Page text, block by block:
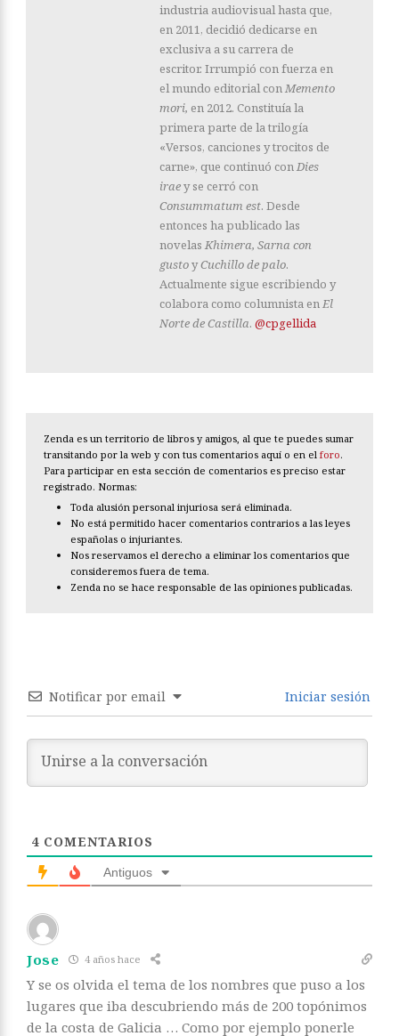
industria audiovisual hasta que,
en 2011, decidió dedicarse en
exclusiva a su carrera de
escritor. Irrumpió con fuerza en
el mundo editorial conMemento
mori, en 2012. Constituía la
primera parte de la trilogía
«Versos, canciones y trocitos de
carne», que continuó conDies
iraey se cerró con
Consummatum est. Desde
entonces ha publicado las
novelas Khimera, Sarna con
gustoyCuchillo de palo.
Actualmente sigue escribiendo y
colabora como columnista enEl
Norte de Castilla. @cpgellida
Zenda es un territorio de libros y amigos, al que te puedes sumar
transitando por la web y con tus comentarios aquí o en el foro.
Para participar en esta sección de comentarios es preciso estar
registrado. Normas:
Toda alusión personal injuriosa será eliminada.
No está permitido hacer comentarios contrarios a las leyes
españolas o injuriantes.
Nos reservamos el derecho a eliminar los comentarios que
consideremos fuera de tema.
Zenda no se hace responsable de las opiniones publicadas.
Notificar por email Iniciar sesión
4 COMENTARIOS
Antiguos
Jose 4 años hace
Y se os olvida el tema de los nombres que puso a los
lugares que iba descubriendo más de 200 topónimos
de la costa de Galicia … Como por ejemplo ponerle